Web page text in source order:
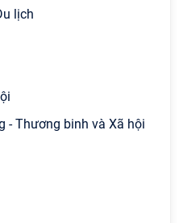
lịch
- Thương binh và Xã hội